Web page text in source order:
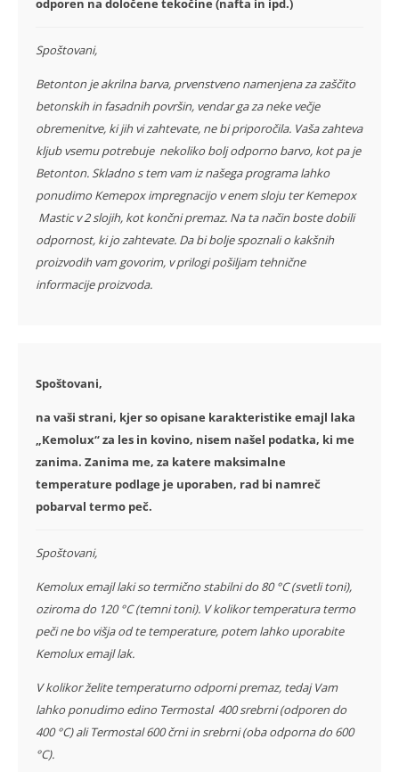
Spoštovani,
Betonton je akrilna barva, prvenstveno namenjena za zaščito
betonskih in fasadnih površin, vendar ga za neke večje
obremenitve, ki jih vi zahtevate, ne bi priporočila. Vaša zahteva
kljub vsemu potrebuje nekoliko bolj odporno barvo, kot pa je
Betonton. Skladno s tem vam iz našega programa lahko
ponudimo Kemepox impregnacijo v enem sloju ter Kemepox
Mastic v 2 slojih, kot končni premaz. Na ta način boste dobili
odpornost, ki jo zahtevate. Da bi bolje spoznali o kakšnih
proizvodih vam govorim, v prilogi pošiljam tehnične
informacije proizvoda.
Spoštovani,
na vaši strani, kjer so opisane karakteristike emajl laka
„Kemolux“ za les in kovino, nisem našel podatka, ki me
zanima. Zanima me, za katere maksimalne
temperature podlage je uporaben, rad bi namreč
pobarval termo peč.
Spoštovani,
Kemolux emajl laki so termično stabilni do 80 °C (svetli toni),
oziroma do 120 °C (temni toni). V kolikor temperatura termo
peči ne bo višja od te temperature, potem lahko uporabite
Kemolux emajl lak.
V kolikor želite temperaturno odporni premaz, tedaj Vam
lahko ponudimo edino Termostal 400 srebrni (odporen do
400 °C) ali Termostal 600 črni in srebrni (oba odporna do 600
°C).